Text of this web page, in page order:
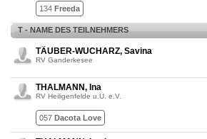
134 Freeda
T - NAME DES TEILNEHMERS
TÄUBER-WUCHARZ, Savina
RV Ganderkesee
THALMANN, Ina
RV Heiligenfelde u.U. e.V.
057 Dacota Love